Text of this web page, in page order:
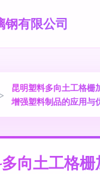
有限公司
>
昆明塑料多向土工格栅
增强塑料制品的应用与
向土工格栅